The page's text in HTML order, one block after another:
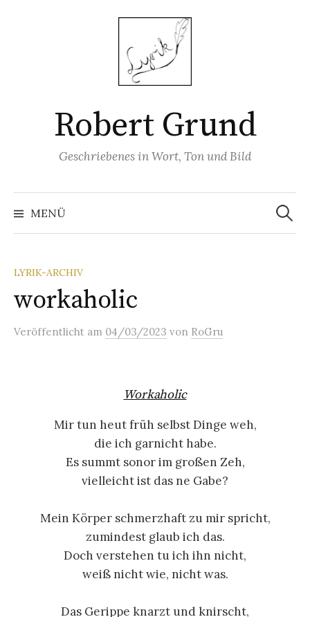
Robert Grund
Geschriebenes in Wort, Ton und Bild
MENÜ
Suchen
nach:
LYRIK-ARCHIV
workaholic
Veröffentlicht am 04/03/2023 von RoGru
Workaholic
Mir tun heut früh selbst Dinge weh,
die ich garnicht habe.
Es summt sonor im großen Zeh,
vielleicht ist das ne Gabe?
Mein Körper schmerzhaft zu mir spricht,
zumindest glaub ich das.
Doch verstehen tu ich ihn nicht,
weiß nicht wie, nicht was.
Das Gerippe knarzt und knirscht,